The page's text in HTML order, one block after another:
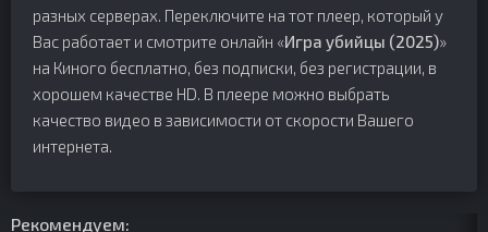
разных серверах. Переключите на тот плеер, который у
Вас работает и смотрите онлайн «Игра убийцы (2025)»
на Киного бесплатно, без подписки, без регистрации, в
хорошем качестве HD. В плеере можно выбрать
качество видео в зависимости от скорости Вашего
интернета.
Рекомендуем: